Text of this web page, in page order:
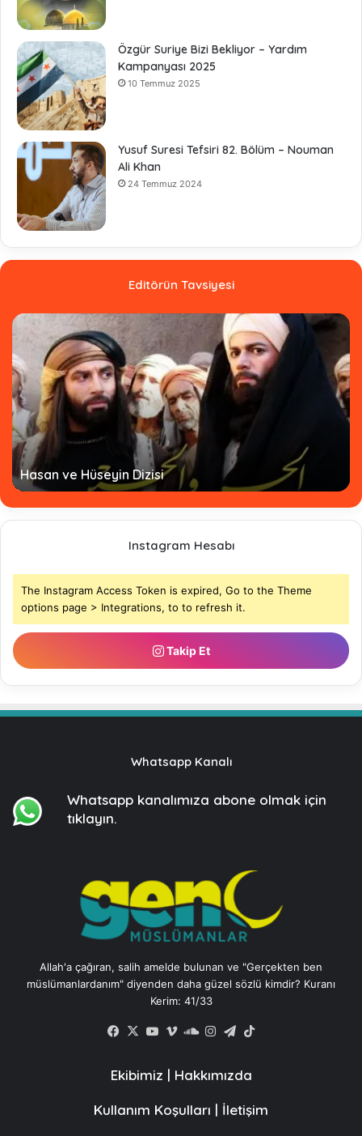
Özgür Suriye Bizi Bekliyor – Yardım
Kampanyası 2025
10 Temmuz 2025
Yusuf Suresi Tefsiri 82. Bölüm – Nouman
Ali Khan
24 Temmuz 2024
Editörün Tavsiyesi
Hz. Ömer Dizisi Türkçe Altyazılı - Tamamı
Instagram Hesabı
The Instagram Access Token is expired, Go to the Theme
options page > Integrations, to to refresh it.
Takip Et
Whatsapp Kanalı
Whatsapp kanalımıza abone olmak için
tıklayın.
Allah'a çağıran, salih amelde bulunan ve "Gerçekten ben
müslümanlardanım" diyenden daha güzel sözlü kimdir? Kuranı
Kerim: 41/33
Facebook
X YouTube
VimeoSoundCloud
Instagram
Telegram
Ekibimiz | Hakkımızda
Kullanım Koşulları | İletişim